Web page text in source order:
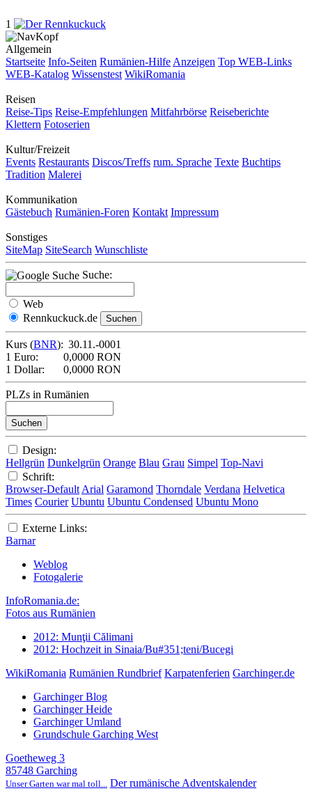
1
Allgemein
Startseite Info-Seiten Rumänien-Hilfe Anzeigen Top WEB-Links
WEB-Katalog Wissenstest WikiRomania
Reisen
Reise-Tips Reise-Empfehlungen Mitfahrbörse Reiseberichte
Klettern Fotoserien
Kultur/Freizeit
Events Restaurants Discos/Treffs rum. Sprache Texte Buchtips
Tradition Malerei
Kommunikation
Gästebuch Rumänien-Foren Kontakt Impressum
Sonstiges
SiteMap SiteSearch Wunschliste
Suche:
Web
Rennkuckuck.de
Kurs (BNR): 30.11.-0001
1 Euro:
0,0000 RON
1 Dollar:
0,0000 RON
PLZs in Rumänien
Design:
Hellgrün Dunkelgrün Orange Blau Grau Simpel Top-Navi
Schrift:
Browser-Default Arial Garamond Thorndale Verdana Helvetica
Times Courier Ubuntu Ubuntu Condensed Ubuntu Mono
Externe Links:
Barnar
Weblog
Fotogalerie
InfoRomania.de:
Fotos aus Rumänien
2012: Munţii Călimani
2012: Hochzeit in Sinaia/Bu#351;teni/Bucegi
WikiRomania Rumänien Rundbrief Karpatenferien Garchinger.de
Garchinger Blog
Garchinger Heide
Garchinger Umland
Grundschule Garching West
Goetheweg 3
85748 Garching
Unser Garten war mal toll... Der rumänische Adventskalender